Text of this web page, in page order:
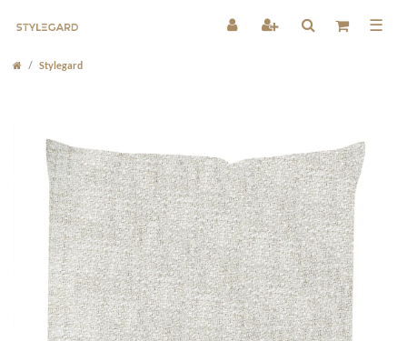
☰
Stylegard